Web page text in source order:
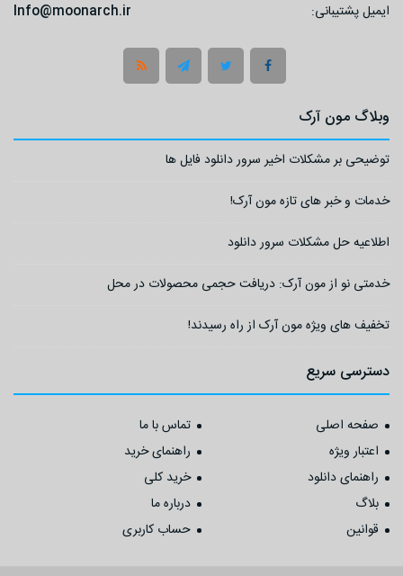
ایمیل پشتیبانی:
Info@moonarch.ir
وبلاگ مون آرک
توضیحی بر مشکلات اخیر سرور دانلود فایل ها
خدمات و خبر های تازه مون آرک!
اطلاعیه حل مشکلات سرور دانلود
خدمتی نو از مون آرک: دریافت حجمی محصولات در محل
تخفیف های ویژه مون آرک از راه رسیدند!
دسترسی سریع
صفحه اصلی
تماس با ما
اعتبار ویژه
راهنمای خرید
راهنمای دانلود
خرید کلی
بلاگ
درباره ما
قوانین
حساب کاربری